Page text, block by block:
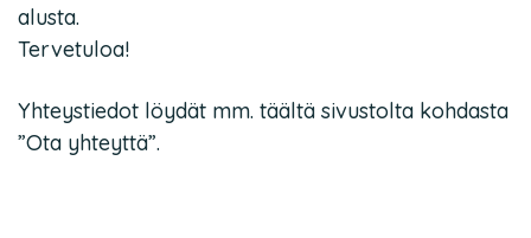
alusta.
Tervetuloa!
Yhteystiedot löydät mm. täältä sivustolta kohdasta
”Ota yhteyttä”.